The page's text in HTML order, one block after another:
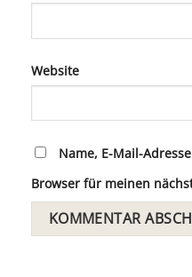
Website
Name, E-Mail-
Browser für meinen